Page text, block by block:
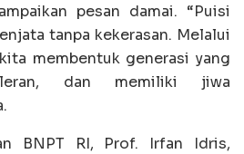
pesan damai. “Puisi
tanpa kekerasan. Melalui
membentuk generasi yang
dan memiliki jiwa
BNPT RI, Prof. Irfan Idris,